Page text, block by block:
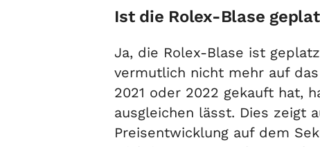
Ist die Rolex-Blase
Ja, die Rolex-Blase ist
vermutlich nicht mehr auf
2021 oder 2022 gekauft hat,
ausgleichen lässt. Dies zeigt
Preisentwicklung auf dem